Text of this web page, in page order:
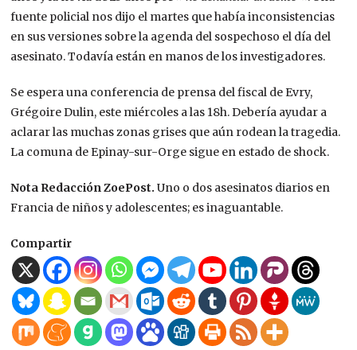
fuente policial nos dijo el martes que había inconsistencias
en sus versiones sobre la agenda del sospechoso el día del
asesinato. Todavía están en manos de los investigadores.
Se espera una conferencia de prensa del fiscal de Evry,
Grégoire Dulin, este miércoles a las 18h. Debería ayudar a
aclarar las muchas zonas grises que aún rodean la tragedia.
La comuna de Epinay-sur-Orge sigue en estado de shock.
Nota Redacción ZoePost.Uno o dos asesinatos diarios en
Francia de niños y adolescentes; es inaguantable.
Compartir